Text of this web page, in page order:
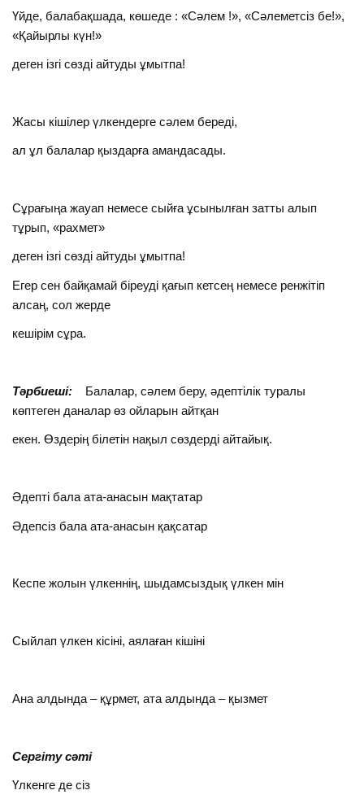
Үйде, балабақшада, көшеде : «Сәлем !», «Сәлеметсіз бе!»,
«Қайырлы күн!»
деген ізгі сөзді айтуды ұмытпа!
Жасы кішілер үлкендерге сәлем береді,
ал ұл балалар қыздарға амандасады.
Сұрағыңа жауап немесе сыйға ұсынылған затты алып
тұрып, «рахмет»
деген ізгі сөзді айтуды ұмытпа!
Егер сен байқамай біреуді қағып кетсең немесе ренжітіп
алсаң, сол жерде
кешірім сұра.
Тәрбиеші: Балалар, сәлем беру, әдептілік туралы
көптеген даналар өз ойларын айтқан
екен. Өздерің білетін нақыл сөздерді айтайық.
Әдепті бала ата-анасын мақтатар
Әдепсіз бала ата-анасын қақсатар
Кеспе жолын үлкеннің, шыдамсыздық үлкен мін
Сыйлап үлкен кісіні, аялаған кішіні
Ана алдында – құрмет, ата алдында – қызмет
Сергіту сәті
Үлкенге де сіз